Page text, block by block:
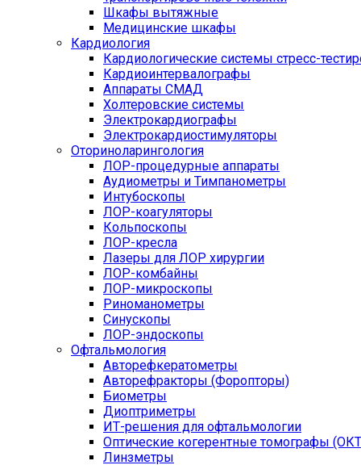
Шкафы вытяжные
Медицинские шкафы
Кардиология
Кардиологические системы стресс-
Кардиоинтервалографы
Аппараты СМАД
Холтеровские системы
Электрокардиографы
Электрокардиостимуляторы
Оториноларингология
ЛОР-процедурные аппараты
Аудиометры и Тимпанометры
Интубоскопы
ЛОР-коагуляторы
Кольпоскопы
ЛОР-кресла
Лазеры для ЛОР хирургии
ЛОР-комбайны
ЛОР-микроскопы
Риноманометры
Синускопы
ЛОР-эндоскопы
Офтальмология
Авторефкератометры
Авторефракторы (Форопторы)
Биометры
Диоптриметры
ИТ-решения для офтальмологии
Оптические когерентные томографы
Линзметры